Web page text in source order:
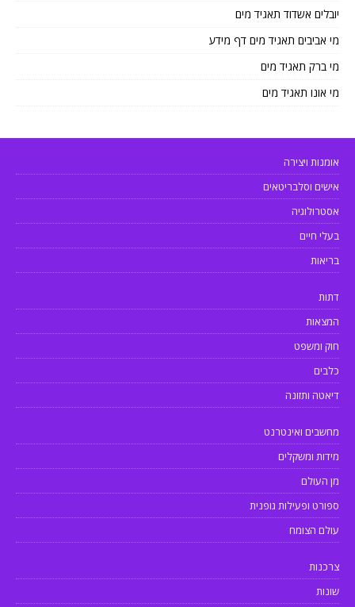
יובלים אשדוד תאגיד מים
מי אביבים תאגיד מים דף מידע
מי ברק תאגיד מים
מי אונו תאגיד מים
אומנות ויצירה
אישים וסלבריטאים
אסטרולוגיה
בעלי חיים
בריאות
דתות
המצאות
חוק ומשפט
כלבים
דיאטה ותזונה
מחשבים ואינטרנט
מידות ומשקלים
מן העולם
ספורט ופעילות גופנית
עולם הצומח
צרכנות
שונות